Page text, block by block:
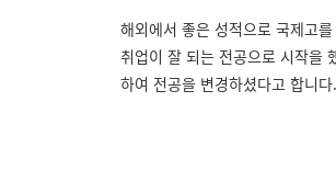
해외에서 좋은 성적으로 국제고
취업이 잘 되는 전공으로 시작을
하여 전공을 변경하셨다고 합니다.